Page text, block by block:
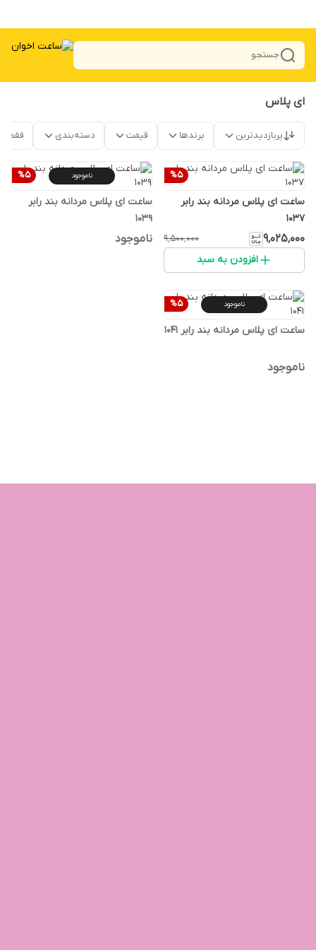
جستجو
ای پلاس
پربازدیدترین برندها قیمت دسته‌بندی فقط
%5
ساعت ای پلاس مردانه بند رابر
۱۰۳۷
۹٬۰۲۵٬۰۰۰ ۹٬۵۰۰٬۰۰۰
افزودن به سبد
%5 ناموجود
ساعت ای پلاس مردانه بند رابر
1039
ناموجود
%5 ناموجود
ساعت ای پلاس مردانه بند رابر 1041
ناموجود